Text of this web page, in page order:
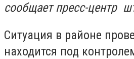
сообщает пресс-центр
Ситуация в районе
находится под